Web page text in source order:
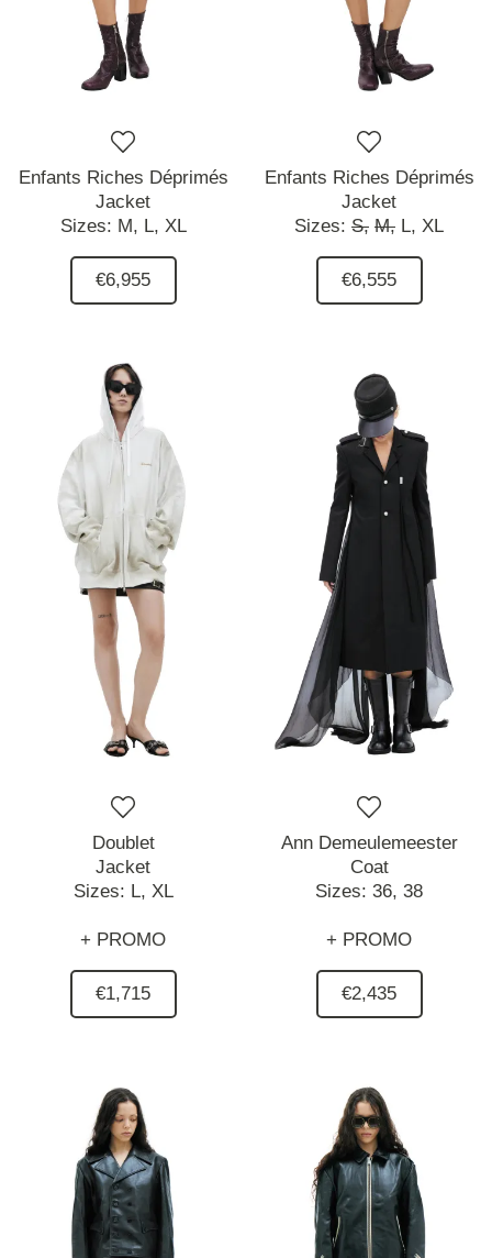
Enfants Riches Déprimés
Jacket
Sizes: M, L, XL
€6,955
Enfants Riches Déprimés
Jacket
Sizes: S, M, L, XL
€6,555
Doublet
Jacket
Sizes: L, XL
+ PROMO
€1,715
Ann Demeulemeester
Coat
Sizes: 36, 38
+ PROMO
€2,435